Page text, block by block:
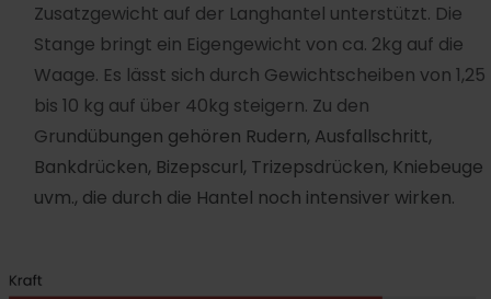
Zusatzgewicht auf der Langhantel unterstützt. Die
Stange bringt ein Eigengewicht von ca. 2kg auf die
Waage. Es lässt sich durch Gewichtscheiben von 1,25
bis 10 kg auf über 40kg steigern. Zu den
Grundübungen gehören Rudern, Ausfallschritt,
Bankdrücken, Bizepscurl, Trizepsdrücken, Kniebeuge
uvm., die durch die Hantel noch intensiver wirken.